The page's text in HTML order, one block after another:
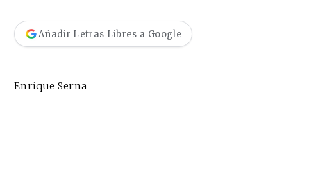
Añadir Letras Libres a Google
Enrique Serna